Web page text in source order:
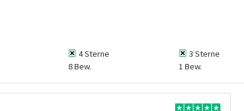
4 Sterne
8 Bew.
3 Sterne
1 Bew.